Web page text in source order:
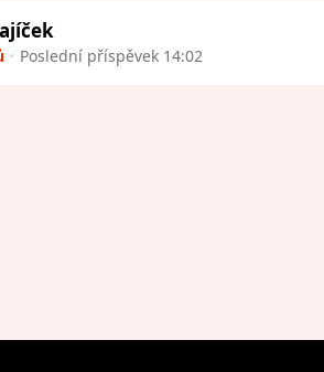
Poslední příspěvek 14:02